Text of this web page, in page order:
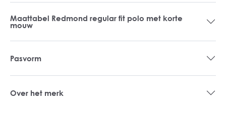
Maattabel Redmond regular fit polo met korte
mouw
Pasvorm
Over het merk